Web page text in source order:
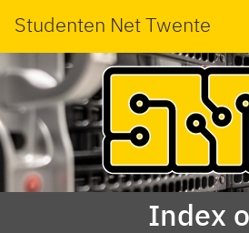
Studenten Net Twente
Index